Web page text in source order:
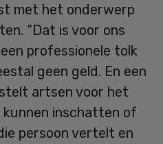
met het onderwerp
“Dat is voor ons
professionele tolk
geen geld. En een
artsen voor het
inschatten of
persoon vertelt en